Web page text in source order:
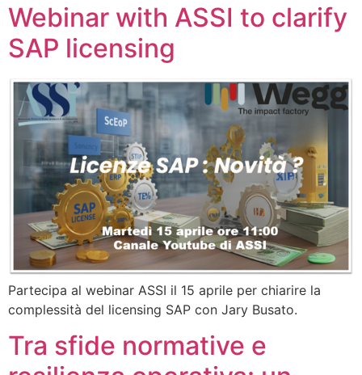
Webinar with ASSI to clarify
SAP licensing
Partecipa al webinar ASSI il 15 aprile per chiarire la
complessità del licensing SAP con Jary Busato.
Tra sfide normative e